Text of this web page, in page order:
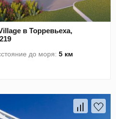
в Торревьеха,
до моря:5 км